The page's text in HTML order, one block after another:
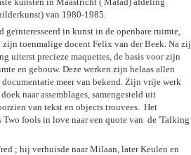
van 1980-1985.
geïnteresseerd in kunst in de openbare ruimte,
zijn toenmalige docent Felix van der Beek. Na
uiterst precieze maquettes, de basis voor zijn
en gebouw. Deze werken zijn helaas allen
meer van bekend. Zijn vrije werk
naar assemblages, samengesteld uit
van tekst en objects trouvees. Het
fools in love naar een quote van de 'Talking
; hij verhuisde naar Milaan, later Keulen en